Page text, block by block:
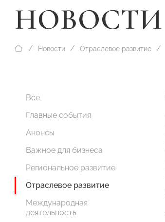
НОВОСТИ
Новости Отраслевое развитие
Все
Главные события
Анонсы
Важное для бизнеса
Региональное развитие
Отраслевое развитие
Международная
деятельность